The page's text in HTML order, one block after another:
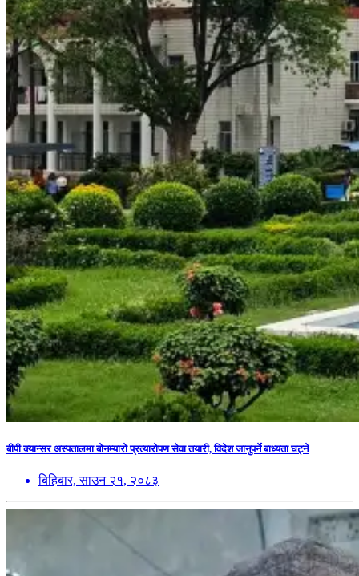
बीपी क्यान्सर अस्पतालमा बोनम्यारो प्रत्यारोपण सेवा तयारी, विदेश जानुपर्ने बाध्यता घट्ने
बिहिबार, साउन २१, २०८३